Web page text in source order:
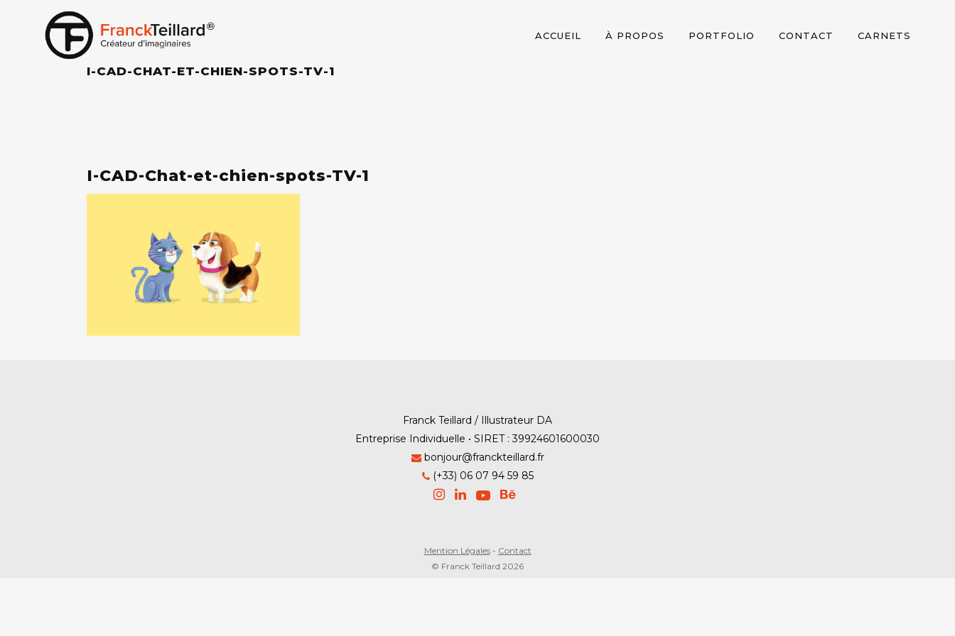
ACCUEIL À PROPOS PORTFOLIO CONTACT CARNETS
I-CAD-CHAT-ET-CHIEN-SPOTS-TV-1
I-CAD-Chat-et-chien-spots-TV-1
Franck Teillard / Illustrateur DA
Entreprise Individuelle • SIRET : 39924601600030
bonjour@franckteillard.fr
(+33) 06 07 94 59 85
Mention Légales- Contact
© Franck Teillard 2026